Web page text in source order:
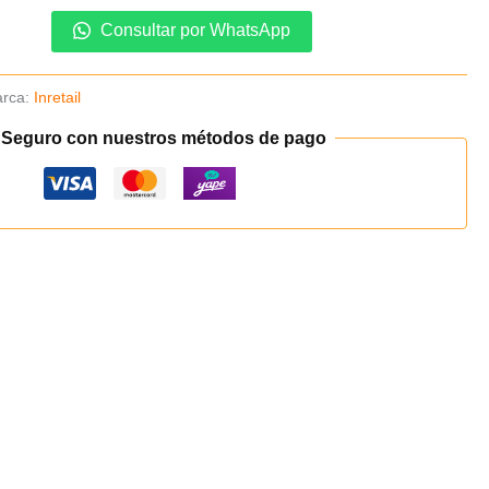
Consultar por WhatsApp
Inretail
Seguro con nuestros métodos de pago